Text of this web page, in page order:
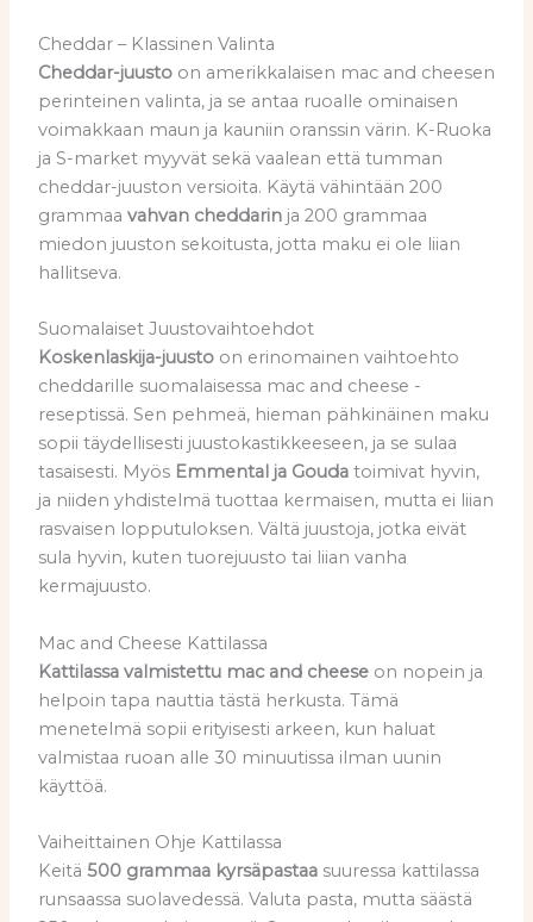
Cheddar – Klassinen Valinta
Cheddar-juustoon amerikkalaisen mac and cheesen
perinteinen valinta, ja se antaa ruoalle ominaisen
voimakkaan maun ja kauniin oranssin värin. K-Ruoka
ja S-market myyvät sekä vaalean että tumman
cheddar-juuston versioita. Käytä vähintään 200
grammaa vahvan cheddarinja 200 grammaa
miedon juuston sekoitusta, jotta maku ei ole liian
hallitseva.
Suomalaiset Juustovaihtoehdot
Koskenlaskija-juustoon erinomainen vaihtoehto
cheddarille suomalaisessa mac and cheese -
reseptissä. Sen pehmeä, hieman pähkinäinen maku
sopii täydellisesti juustokastikkeeseen, ja se sulaa
tasaisesti. Myös Emmental ja Goudatoimivat hyvin,
ja niiden yhdistelmä tuottaa kermaisen, mutta ei liian
rasvaisen lopputuloksen. Vältä juustoja, jotka eivät
sula hyvin, kuten tuorejuusto tai liian vanha
kermajuusto.
Mac and Cheese Kattilassa
Kattilassa valmistettu mac and cheeseon nopein ja
helpoin tapa nauttia tästä herkusta. Tämä
menetelmä sopii erityisesti arkeen, kun haluat
valmistaa ruoan alle 30 minuutissa ilman uunin
käyttöä.
Vaiheittainen Ohje Kattilassa
Keitä 500 grammaa kyrsäpastaasuuressa kattilassa
runsaassa suolavedessä. Valuta pasta, mutta säästä